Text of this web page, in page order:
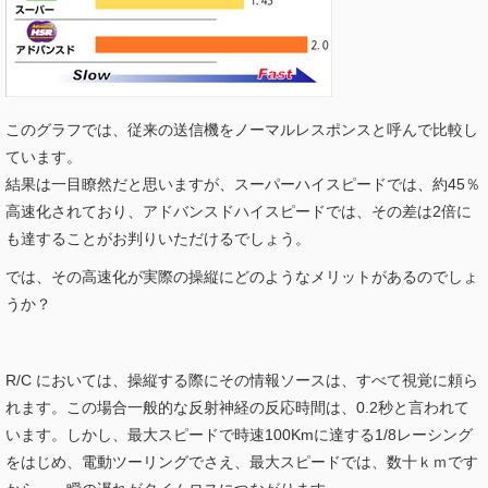
このグラフでは、従来の送信機をノーマルレスポンスと呼んで比較し
ています。
結果は一目瞭然だと思いますが、スーパーハイスピードでは、約45％
高速化されており、アドバンスドハイスピードでは、その差は2倍に
も達することがお判りいただけるでしょう。
では、その高速化が実際の操縦にどのようなメリットがあるのでしょ
うか？
R/C においては、操縦する際にその情報ソースは、すべて視覚に頼ら
れます。この場合一般的な反射神経の反応時間は、0.2秒と言われて
います。しかし、最大スピードで時速100Kmに達する1/8レーシング
をはじめ、電動ツーリングでさえ、最大スピードでは、数十ｋｍです